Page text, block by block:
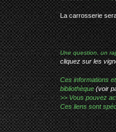
La carrosserie
Une question, un
cliquez sur les
Ces informations
bibliothèque(voir
>> Vous pouvez
Ces liens sont